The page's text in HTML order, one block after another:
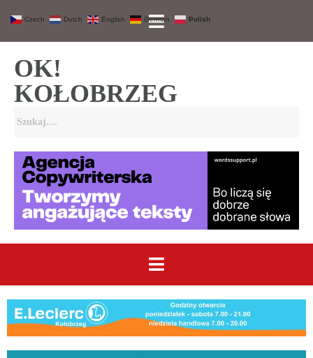
OK!
KOŁOBRZEG
Czech Dutch English German Polish